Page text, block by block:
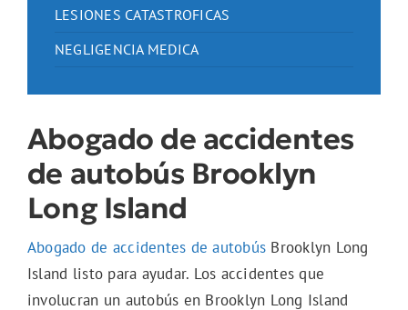
LESIONES CATASTROFICAS
NEGLIGENCIA MEDICA
Abogado de accidentes
de autobús Brooklyn
Long Island
Abogado de accidentes de autobús Brooklyn Long
Island listo para ayudar. Los accidentes que
involucran un autobús en Brooklyn Long Island